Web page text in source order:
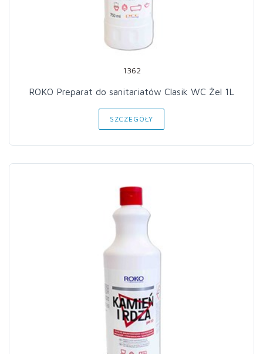
1362
ROKO Preparat do sanitariatów Clasik WC Żel 1L
SZCZEGÓŁY